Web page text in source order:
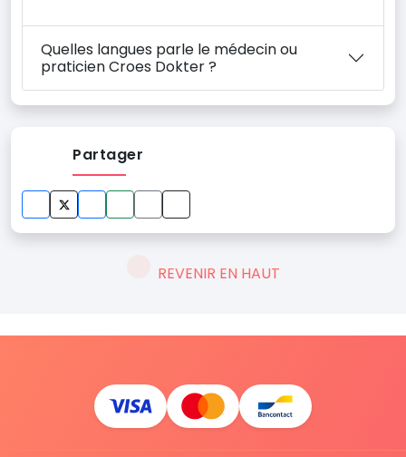
Quelles langues parle le médecin ou
praticien Croes Dokter ?
Partager
REVENIR EN HAUT